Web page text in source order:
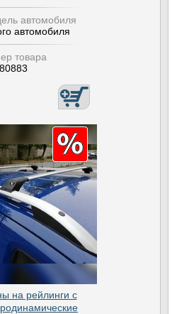
автомобиля
автомобиля
товара
80883
на рейлинги с